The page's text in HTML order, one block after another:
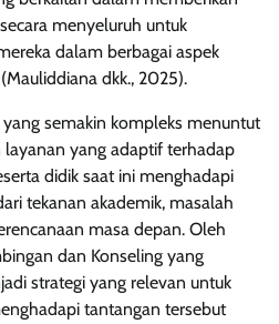
menyeluruh untuk
dalam berbagai aspek
dkk., 2025).
semakin kompleks menuntut
yang adaptif terhadap
didik saat ini menghadapi
tekanan akademik, masalah
masa depan. Oleh
dan Konseling yang
strategi yang relevan untuk
tantangan tersebut